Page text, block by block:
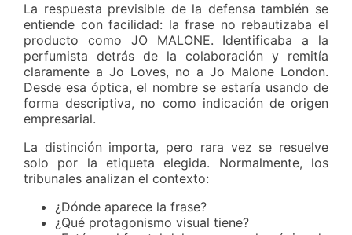
La respuesta previsible de la defensa también se
entiende con facilidad: la frase no rebautizaba el
producto como JO MALONE. Identificaba a la
perfumista detrás de la colaboración y remitía
claramente a Jo Loves, no a Jo Malone London.
Desde esa óptica, el nombre se estaría usando de
forma descriptiva, no como indicación de origen
empresarial.
La distinción importa, pero rara vez se resuelve
solo por la etiqueta elegida. Normalmente, los
tribunales analizan el contexto:
¿Dónde aparece la frase?
¿Qué protagonismo visual tiene?